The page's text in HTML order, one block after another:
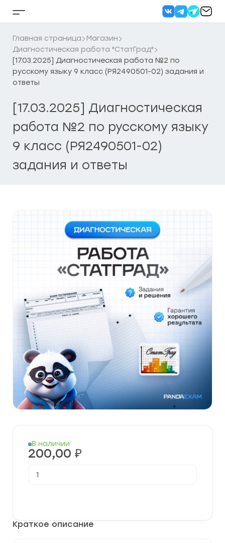
Кнопка
бокового
меню
Главная страница
Магазин
Диагностическая работа "СтатГрад"
[17.03.2025] Диагностическая работа №2 по
русскому языку 9 класс (РЯ2490501-02) задания и
ответы
[17.03.2025] Диагностическая
работа №2 по русскому языку
9 класс (РЯ2490501-02)
задания и ответы
Краткое описание
В наличии
200,00 ₽
товара
русскому